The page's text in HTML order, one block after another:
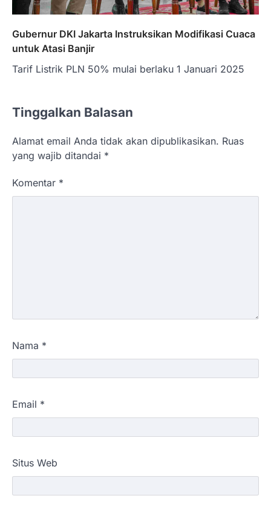
Gubernur DKI Jakarta Instruksikan Modifikasi Cuaca
untuk Atasi Banjir
Tarif Listrik PLN 50% mulai berlaku 1 Januari 2025
Tinggalkan Balasan
Alamat email Anda tidak akan dipublikasikan. Ruas
yang wajib ditandai *
Komentar *
Nama *
Email *
Situs Web